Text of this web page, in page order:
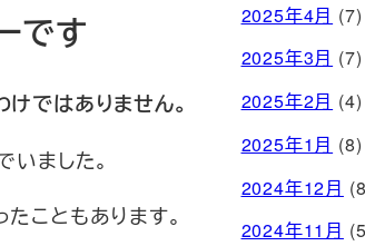
です
ではありません。
ました。
こともあります。
2025年4月 (7)
2025年3月 (7)
2025年2月 (4)
2025年1月 (8)
2024年12月
2024年11月